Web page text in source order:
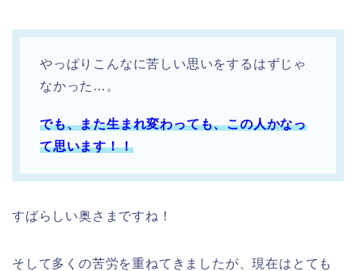
やっぱりこんなに苦しい思いをするはずじゃ
なかった…。
でも、また生まれ変わっても、この人かなっ
て思います！！
すばらしい奥さまですね！
そして多くの苦労を重ねてきましたが、現在はとても